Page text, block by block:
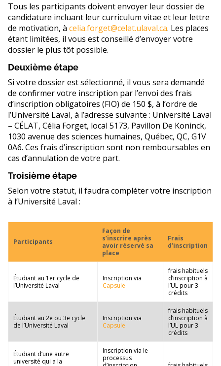
Tous les participants doivent envoyer leur dossier de
candidature incluant leur curriculum vitae et leur lettre
de motivation, à celia.forget@celat.ulaval.ca. Les places
étant limitées, il vous est conseillé d’envoyer votre
dossier le plus tôt possible.
Deuxième étape
Si votre dossier est sélectionné, il vous sera demandé
de confirmer votre inscription par l’envoi des frais
d’inscription obligatoires (FIO) de 150 $, à l’ordre de
l’Université Laval, à l’adresse suivante : Université Laval
– CÉLAT, Célia Forget, local 5173, Pavillon De Koninck,
1030 avenue des sciences humaines, Québec, QC, G1V
0A6. Ces frais d’inscription sont non remboursables en
cas d’annulation de votre part.
Troisième étape
Selon votre statut, il faudra compléter votre inscription
à l’Université Laval :
Participants
Façon de
s’inscrire après
avoir réservé sa
place
Frais
d’inscription
Étudiant au 1er cycle de
l’Université Laval
Inscription via
Capsule
frais habituels
d’inscription à
l’UL pour 3
crédits
Étudiant au 2e ou 3e cycle
de l’Université Laval
Inscription via
Capsule
frais habituels
d’inscription à
l’UL pour 3
crédits
Étudiant d’une autre
université qui a la
Inscription via le
processus